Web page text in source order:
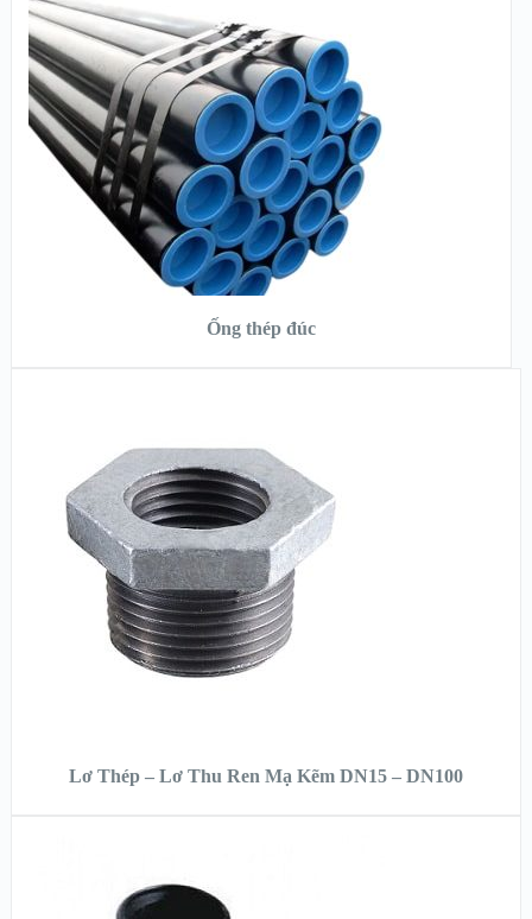
XEM NHANH
XEM CHI TIẾT
ĐỌC TIẾP
Ống thép đúc
XEM NHANH
XEM CHI TIẾT
Lơ Thép – Lơ Thu Ren Mạ Kẽm DN15 – DN100